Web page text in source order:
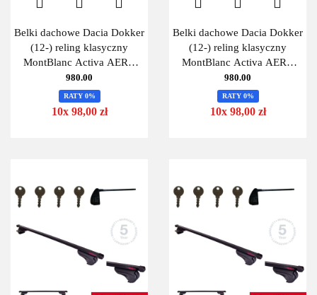
Belki dachowe Dacia Dokker
(12-) reling klasyczny
MontBlanc Activa AERO
125
980.00
RATY 0%
10x 98,00 zł
Belki dachowe Dacia Dokker
(12-) reling klasyczny
MontBlanc Activa AERO
125
980.00
RATY 0%
10x 98,00 zł